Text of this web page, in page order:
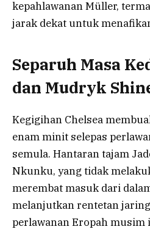
kepahlawanan Müller,
jarak dekat untuk
Separuh Masa
dan Mudryk
Kegigihan Chelsea
enam minit selepas
semula. Hantaran tajam
Nkunku, yang tidak
merembat masuk dari
melanjutkan rentetan
perlawanan Eropah musim